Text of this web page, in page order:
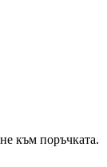
към поръчката.